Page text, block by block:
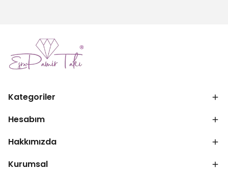
Kategoriler
Hesabım
Hakkımızda
Kurumsal